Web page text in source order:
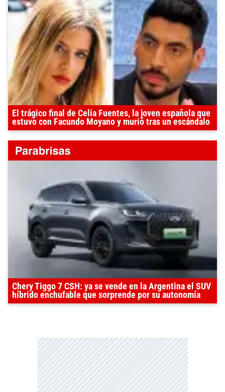
El trágico final de Celia Fuentes, la joven española que
estuvo con Facundo Moyano y murió tras un escándalo
Chery Tiggo 7 CSH: ya se vende en la Argentina el SUV
híbrido enchufable que sorprende por su autonomía